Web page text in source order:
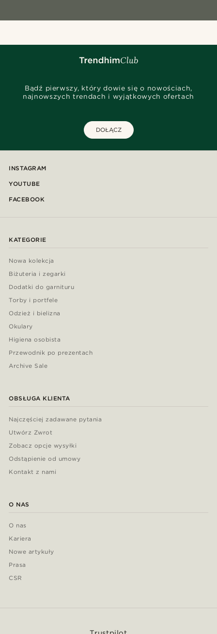
Bądź pierwszy, który dowie się o nowościach,
najnowszych trendach i wyjątkowych ofertach
DOŁĄCZ
INSTAGRAM
YOUTUBE
FACEBOOK
KATEGORIE
Nowa kolekcja
Biżuteria i zegarki
Dodatki do garnituru
Torby i portfele
Odzież i bielizna
Okulary
Higiena osobista
Przewodnik po prezentach
Archive Sale
OBSŁUGA KLIENTA
Najczęściej zadawane pytania
Utwórz Zwrot
Zobacz opcje wysyłki
Odstąpienie od umowy
Kontakt z nami
O NAS
O nas
Kariera
Nowe artykuły
Prasa
CSR